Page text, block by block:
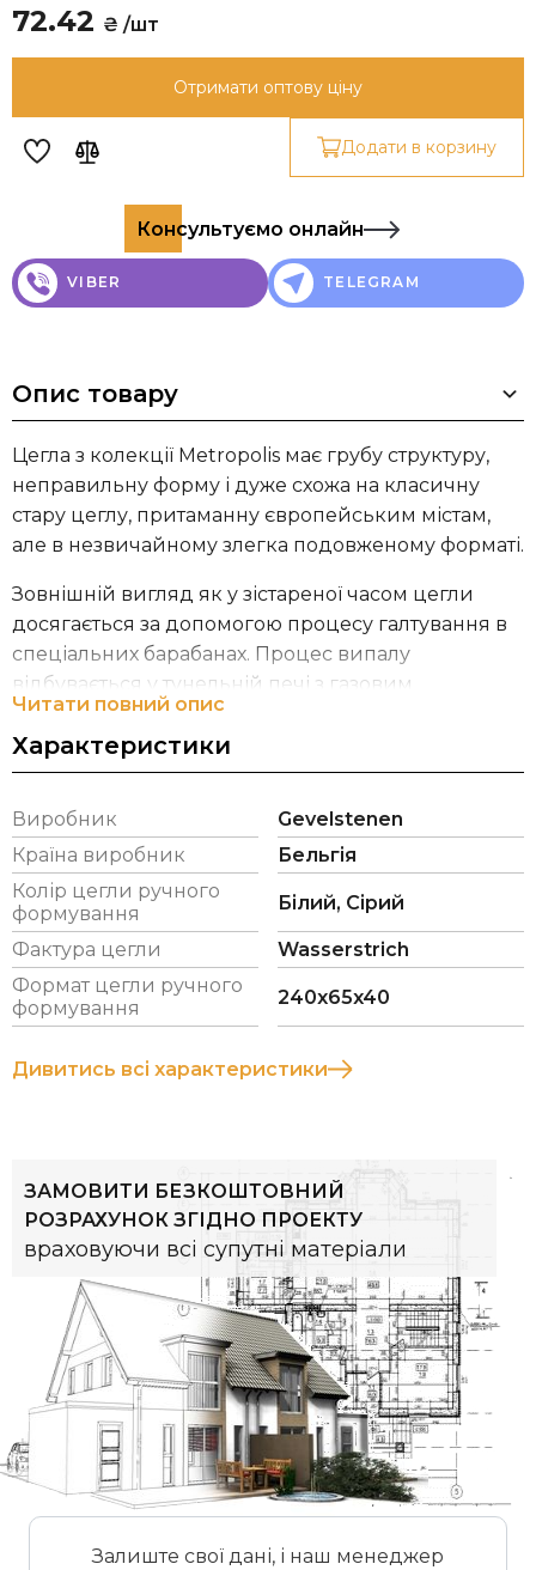
72.42 ₴ /шт
Отримати оптову ціну
Додати в корзину
Консультуємо онлайн
VIBER TELEGRAM
Опис товару
Цегла з колекції Metropolis має грубу структуру,
неправильну форму і дуже схожа на класичну
стару цеглу, притаманну європейським містам,
але в незвичайному злегка подовженому форматі.
Зовнішній вигляд як у зістареної часом цегли
досягається за допомогою процесу галтування в
спеціальних барабанах. Процес випалу
відбувається у тунельній печі з газовим
нагріванням.
*Витрата цегли вказана з розрахунку
Читати повний опис
Характеристики
Виробник
Gevelstenen
Країна виробник
Бельгія
Колір цегли ручного
формування
Білий, Сірий
Фактура цегли
Wasserstrich
Формат цегли ручного
формування
240x65x40
Дивитись всі характеристики
ЗАМОВИТИ БЕЗКОШТОВНИЙ
РОЗРАХУНОК ЗГІДНО ПРОЕКТУ
враховуючи всі супутні матеріали
Залиште свої дані, і наш менеджер